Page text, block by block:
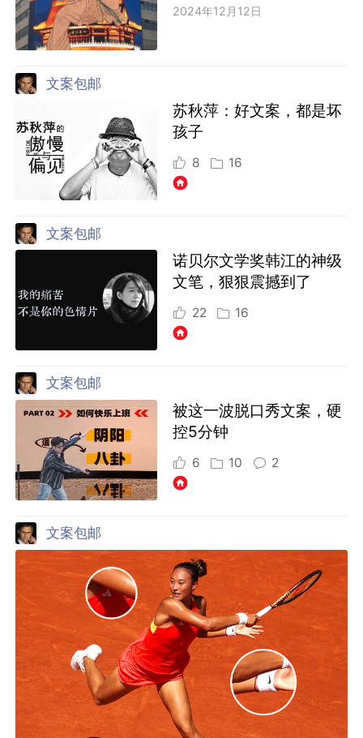
2024年12月12日
文案包邮
苏秋萍：好文案，都是坏
孩子
8 16
文案包邮
诺贝尔文学奖韩江的神级
文笔，狠狠震撼到了
22 16
文案包邮
被这一波脱口秀文案，硬
控5分钟
6 10 2
文案包邮